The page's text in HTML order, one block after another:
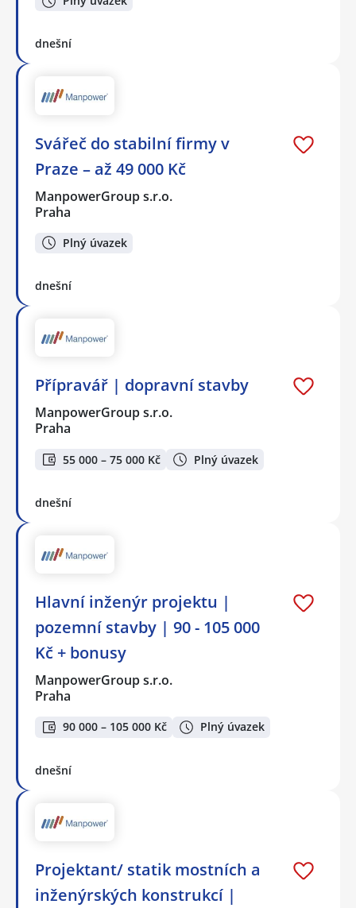
dnešní
Svářeč do stabilní firmy v
Praze – až 49 000 Kč
ManpowerGroup s.r.o.
Praha
Plný úvazek
dnešní
Přípravář | dopravní stavby
ManpowerGroup s.r.o.
Praha
55 000 – 75 000 Kč Plný úvazek
dnešní
Hlavní inženýr projektu |
pozemní stavby | 90 - 105 000
Kč + bonusy
ManpowerGroup s.r.o.
Praha
90 000 – 105 000 Kč Plný úvazek
dnešní
Projektant/ statik mostních a
inženýrských konstrukcí |